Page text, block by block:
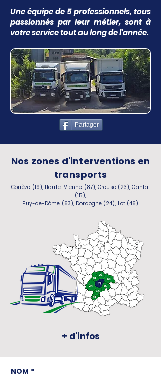
Une équipe de 5 professionnels, tous
passionnés par leur métier, sont à
votre service tout au long de l'année.
Partager
Nos zones d'interventions en
transports
Corrèze (19), Haute-Vienne (87), Creuse (23), Cantal
(15),
Puy-de-Dôme (63), Dordogne (24), Lot (46)
+ d'infos
NOM *